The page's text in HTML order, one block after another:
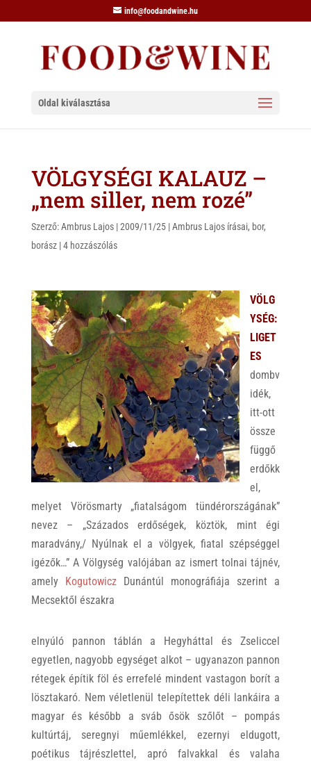
info@foodandwine.hu
Oldal kiválasztása
VÖLGYSÉGI KALAUZ –
„nem siller, nem rozé”
Szerző:Ambrus Lajos|2009/11/25|Ambrus Lajos írásai, bor,
borász|4 hozzászólás
VÖLG
YSÉG:
LIGET
ES
dombv
idék,
itt-ott
össze
függő
erdőkk
el,
melyet Vörösmarty „fiatalságom tündérországának”
nevez – „Százados erdőségek, köztök, mint égi
maradvány,/ Nyúlnak el a völgyek, fiatal szépséggel
igézők…” A Völgység valójában az ismert tolnai tájnév,
amely Kogutowicz Dunántúl monográfiája szerint a
Mecsektől északra
elnyúló pannon táblán a Hegyháttal és Zseliccel
egyetlen, nagyobb egységet alkot – ugyanazon pannon
rétegek építik föl és errefelé mindent vastagon borít a
lösztakaró. Nem véletlenül telepítettek déli lankáira a
magyar és később a sváb ősök szőlőt – pompás
kultúrtáj, seregnyi műemlékkel, ezernyi eldugott,
poétikus tájrészlettel, apró falvakkal és valaha